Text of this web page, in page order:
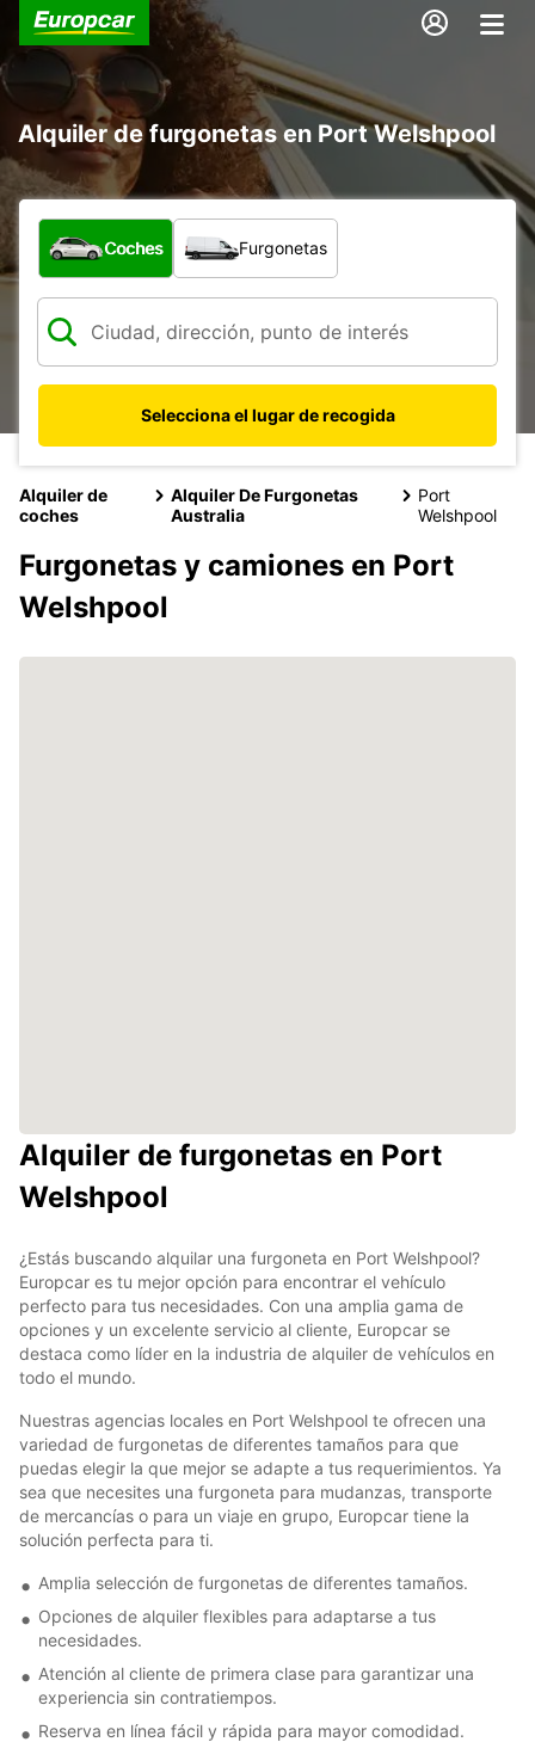
Alquiler de furgonetas en Port Welshpool
¿Qué tipo de vehículo?
Coches Furgonetas
Selecciona el lugar de recogida
Alquiler de
coches
Alquiler De Furgonetas
Australia
Port
Welshpool
Furgonetas y camiones en Port
Welshpool
Alquiler de furgonetas en Port
Welshpool
¿Estás buscando alquilar una furgoneta en Port Welshpool?
Europcar es tu mejor opción para encontrar el vehículo
perfecto para tus necesidades. Con una amplia gama de
opciones y un excelente servicio al cliente, Europcar se
destaca como líder en la industria de alquiler de vehículos en
todo el mundo.
Nuestras agencias locales en Port Welshpool te ofrecen una
variedad de furgonetas de diferentes tamaños para que
puedas elegir la que mejor se adapte a tus requerimientos. Ya
sea que necesites una furgoneta para mudanzas, transporte
de mercancías o para un viaje en grupo, Europcar tiene la
solución perfecta para ti.
Amplia selección de furgonetas de diferentes tamaños.
Opciones de alquiler flexibles para adaptarse a tus
necesidades.
Atención al cliente de primera clase para garantizar una
experiencia sin contratiempos.
Reserva en línea fácil y rápida para mayor comodidad.